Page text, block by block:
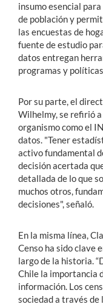
insumo esencial
de población y
las encuestas de
fuente de estudio
datos entregan
programas y
Por su parte, el
Wilhelmy, se refirió
organismo como el
datos. "Tener
activo fundamental
decisión acertada
detallada de lo que
muchos otros,
decisiones", señaló.
En la misma línea,
Censo ha sido clave
largo de la historia.
Chile la importancia
información. Los
sociedad a través de